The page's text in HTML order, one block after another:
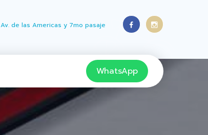
Av. de las Americas y 7mo pasaje
WhatsApp